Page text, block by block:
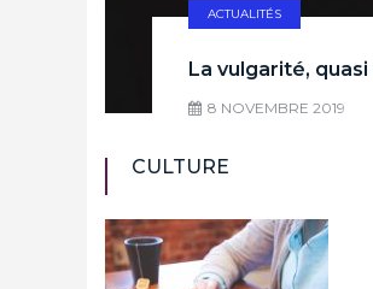
ACTUALITÉS
La vulgarité,
8 NOVEMBRE 2019
CULTURE